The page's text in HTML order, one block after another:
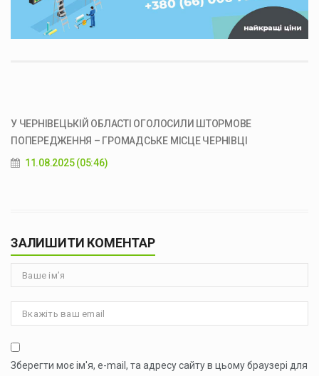
У ЧЕРНІВЕЦЬКІЙ ОБЛАСТІ ОГОЛОСИЛИ ШТОРМОВЕ
ПОПЕРЕДЖЕННЯ – ГРОМАДСЬКЕ МІСЦЕ ЧЕРНІВЦІ
11.08.2025 (05:46)
ЗАЛИШИТИ КОМЕНТАР
Зберегти моє ім'я, e-mail, та адресу сайту в цьому браузері для